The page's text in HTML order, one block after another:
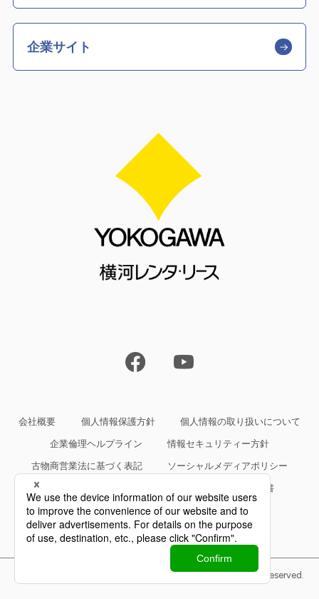
企業サイト
会社概要 個人情報保護方針 個人情報の取り扱いについて
企業倫理ヘルプライン 情報セキュリティー方針
古物商営業法に基づく表記 ソーシャルメディアポリシー
約款・規約等、サービス仕様書
Copyright©Yokogawa Rental & Lease Corporation All Rights Reserved.